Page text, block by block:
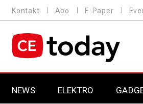
Kontakt Abo E-Paper
MAIN NAVIGATION
NEWS ELEKTRO